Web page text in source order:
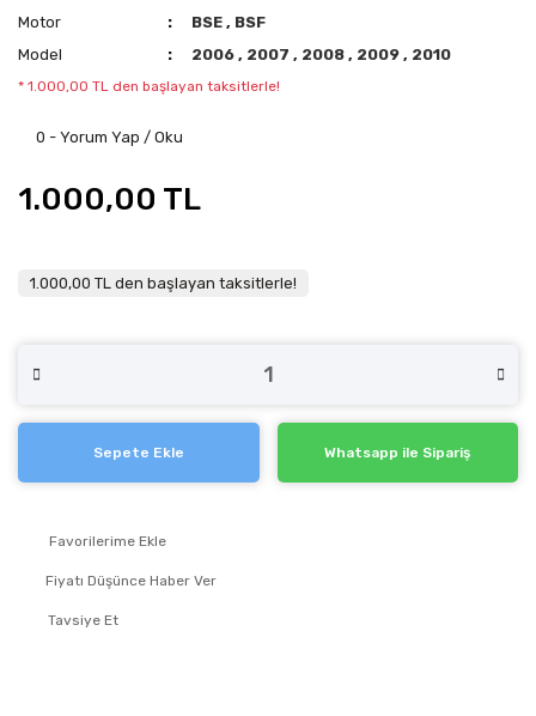
Motor
BSE, BSF
Model
2006, 2007, 2008, 2009, 2010
* 1.000,00 TL den başlayan taksitlerle!
0 - Yorum Yap / Oku
1.000,00 TL
1.000,00 TL den başlayan taksitlerle!
Sepete Ekle Whatsapp ile Sipariş
Fiyatı Düşünce Haber Ver
Tavsiye Et